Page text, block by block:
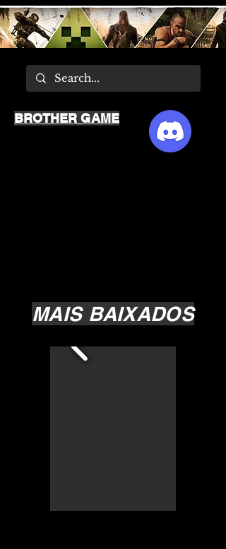
MAIS BAIXADOS
BROTHER GAME